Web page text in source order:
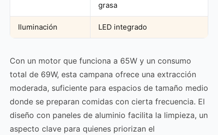
grasa
Iluminación LED integrado
Con un motor que funciona a 65W y un consumo
total de 69W, esta campana ofrece una extracción
moderada, suficiente para espacios de tamaño medio
donde se preparan comidas con cierta frecuencia. El
diseño con paneles de aluminio facilita la limpieza, un
aspecto clave para quienes priorizan el